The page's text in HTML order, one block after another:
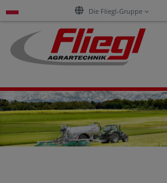
Die Fliegl-Gruppe
PRODUKTY